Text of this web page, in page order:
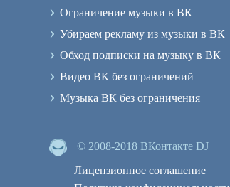
› Ограничение музыки в ВК
› Убираем рекламу из музыки в ВК
› Обход подписки на музыку в ВК
› Видео ВК без ограничений
› Музыка ВК без ограничения
© 2008-2018 ВКонтакте DJ
Лицензионное соглашение